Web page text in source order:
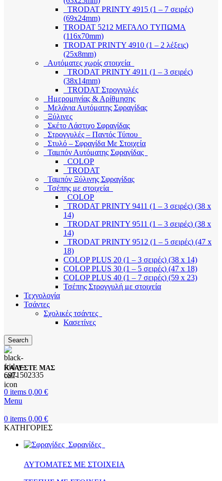
TRODAT PRINTY 4915 (1 – 7 σειρές)
(69x24mm)
TRODAT 5212 ΜΕΓΑΛΟ ΤΥΠΩΜΑ
(116x70mm)
TRODAT PRINTY 4910 (1 – 2 λέξεις)
(25x8mm)
Αυτόματες χωρίς στοιχεία
TRODAT PRINTY 4911 (1 – 3 σειρές)
(38x14mm)
TRODAT Στρογγυλές
Ημερομηνίας & Αρίθμησης
Μελάνια Αυτόματης Σφραγίδας
Ξύλινες
Σκέτο Λάστιχο Σφραγίδας
Στρογγυλές – Παντός Τύπου
Στυλό – Σφραγίδα Με Στοιχεία
Ταμπόν Αυτόματης Σφραγίδας
COLOP
TRODAT
Ταμπόν Ξύλινης Σφραγίδας
Τσέπης με στοιχεία
COLOP
TRODAT PRINTY 9411 (1 – 3 σειρές) (38 x
14)
TRODAT PRINTY 9511 (1 – 3 σειρές) (38 x
14)
TRODAT PRINTY 9512 (1 – 5 σειρές) (47 x
18)
COLOP PLUS 20 (1 – 3 σειρές) (38 x 14)
COLOP PLUS 30 (1 – 5 σειρές) (47 x 18)
COLOP PLUS 40 (1 – 7 σειρές) (59 x 23)
Τσέπης Στρογγυλή με στοιχεία
Τεχνολογία
Τσάντες
Σχολικές τσάντες
Κασετίνες
Search
ΚΑΛΕΣΤΕ ΜΑΣ
6971502335
0 items 0,00 €
Menu
0 items 0,00 €
ΚΑΤΗΓΟΡΙΕΣ
Σφραγίδες
ΑΥΤΟΜΑΤΕΣ ΜΕ ΣΤΟΙΧΕΙΑ